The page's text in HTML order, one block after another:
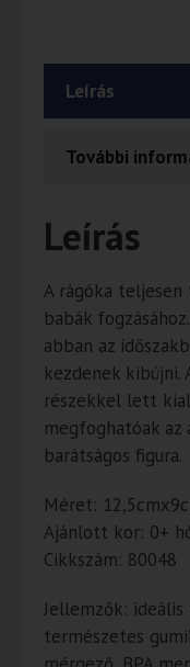
Leírás
További
Leírás
A rágóka
babák
abban az
kezdenek kibújni.
részekkel lett
megfoghatóak
barátságos figura.
Méret:
Ajánlott kor: 0+
Cikkszám: 80048
Jellemzők:
természetes